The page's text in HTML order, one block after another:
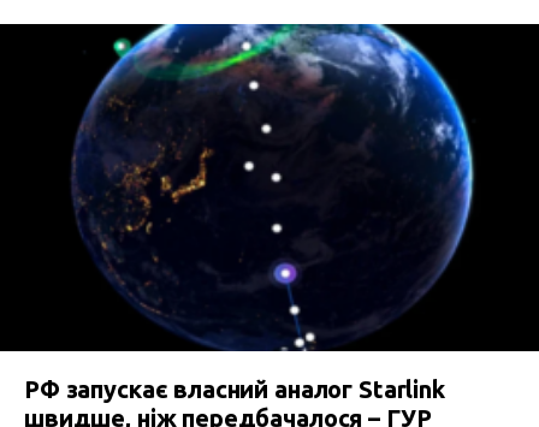
РФ запускає власний аналог Starlink
швидше, ніж передбачалося – ГУР